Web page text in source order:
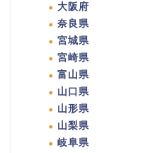
大阪府
奈良県
宮城県
宮崎県
富山県
山口県
山形県
山梨県
岐阜県